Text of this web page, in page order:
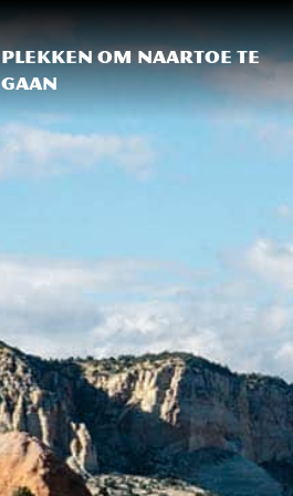
Plekken om naartoe te
gaan